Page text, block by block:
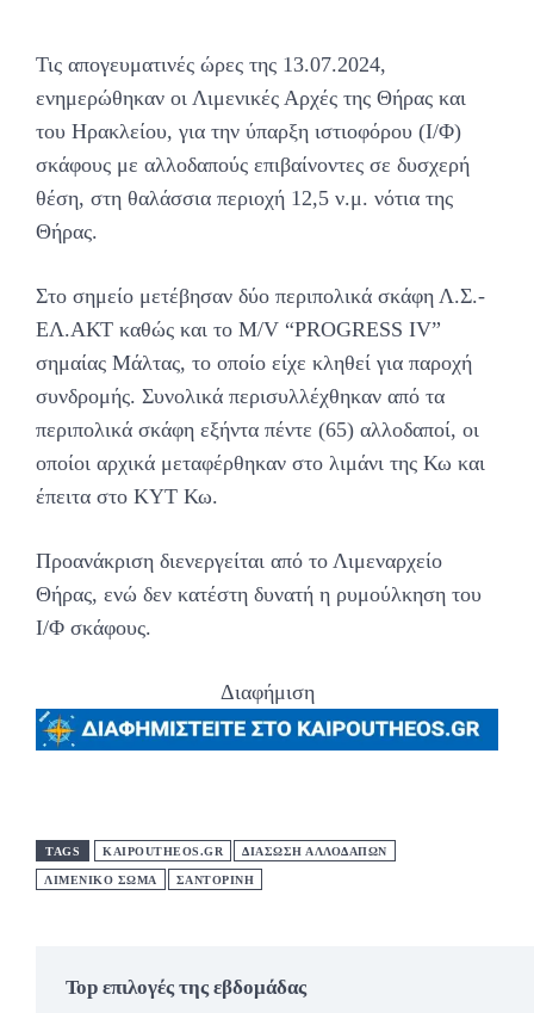
Τις απογευματινές ώρες της 13.07.2024,
ενημερώθηκαν οι Λιμενικές Αρχές της Θήρας και
του Ηρακλείου, για την ύπαρξη ιστιοφόρου (Ι/Φ)
σκάφους με αλλοδαπούς επιβαίνοντες σε δυσχερή
θέση, στη θαλάσσια περιοχή 12,5 ν.μ. νότια της
Θήρας.
Στο σημείο μετέβησαν δύο περιπολικά σκάφη Λ.Σ.-
ΕΛ.ΑΚΤ καθώς και το M/V “PROGRESS IV”
σημαίας Μάλτας, το οποίο είχε κληθεί για παροχή
συνδρομής. Συνολικά περισυλλέχθηκαν από τα
περιπολικά σκάφη εξήντα πέντε (65) αλλοδαποί, οι
οποίοι αρχικά μεταφέρθηκαν στο λιμάνι της Κω και
έπειτα στο ΚΥΤ Κω.
Προανάκριση διενεργείται από το Λιμεναρχείο
Θήρας, ενώ δεν κατέστη δυνατή η ρυμούλκηση του
Ι/Φ σκάφους.
Διαφήμιση
TAGS KAIPOUTHEOS.GR ΔΙΑΣΩΣΗ ΑΛΛΟΔΑΠΩΝ
ΛΙΜΕΝΙΚΟ ΣΩΜΑ ΣΑΝΤΟΡΊΝΗ
Top επιλογές της εβδομάδας